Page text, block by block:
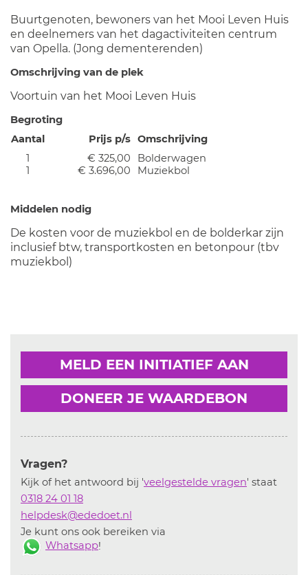
Buurtgenoten, bewoners van het Mooi Leven Huis
en deelnemers van het dagactiviteiten centrum
van Opella. (Jong dementerenden)
Omschrijving van de plek
Voortuin van het Mooi Leven Huis
Begroting
Aantal
Prijs p/s Omschrijving
1
€ 325,00
Bolderwagen
1
€ 3.696,00 Muziekbol
Middelen nodig
De kosten voor de muziekbol en de bolderkar zijn
inclusief btw, transportkosten en betonpour (tbv
muziekbol)
MELD EEN INITIATIEF AAN
DONEER JE WAARDEBON
Vragen?
Kijk of het antwoord bij 'veelgestelde vragen' staat
0318 24 01 18
helpdesk@ededoet.nl
Je kunt ons ook bereiken via
Whatsapp!